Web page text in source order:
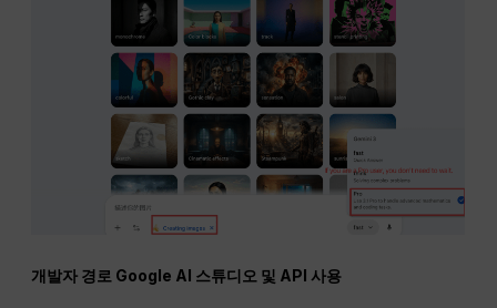
개발자 경로 Google AI 스튜디오 및 API 사용